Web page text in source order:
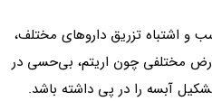
و اشتباه تزریق داروهای مختلف،
مختلفی چون اریتم، بی‌حسی در
آبسه را در پی داشته باشد.